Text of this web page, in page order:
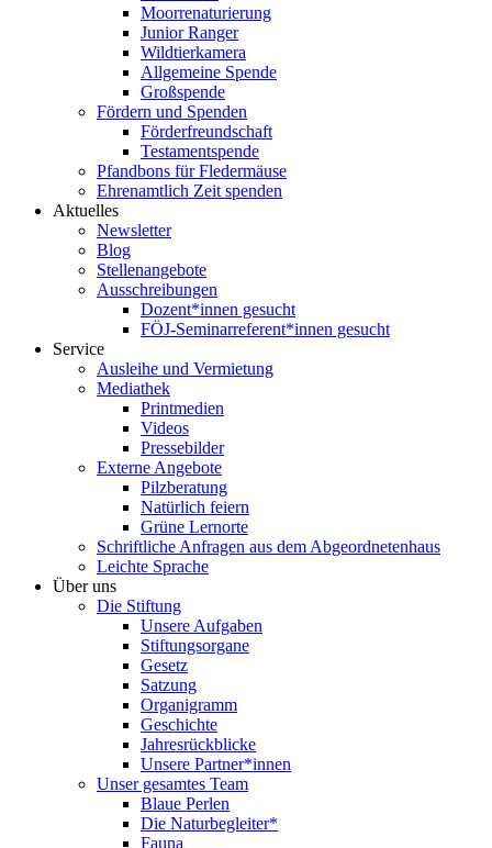
Moorrenaturierung
Junior Ranger
Wildtierkamera
Allgemeine Spende
Großspende
Fördern und Spenden
Förderfreundschaft
Testamentspende
Pfandbons für Fledermäuse
Ehrenamtlich Zeit spenden
Aktuelles
Newsletter
Blog
Stellenangebote
Ausschreibungen
Dozent*innen gesucht
FÖJ-Seminarreferent*innen gesucht
Service
Ausleihe und Vermietung
Mediathek
Printmedien
Videos
Pressebilder
Externe Angebote
Pilzberatung
Natürlich feiern
Grüne Lernorte
Schriftliche Anfragen aus dem Abgeordnetenhaus
Leichte Sprache
Über uns
Die Stiftung
Unsere Aufgaben
Stiftungsorgane
Gesetz
Satzung
Organigramm
Geschichte
Jahresrückblicke
Unsere Partner*innen
Unser gesamtes Team
Blaue Perlen
Die Naturbegleiter*
Fauna